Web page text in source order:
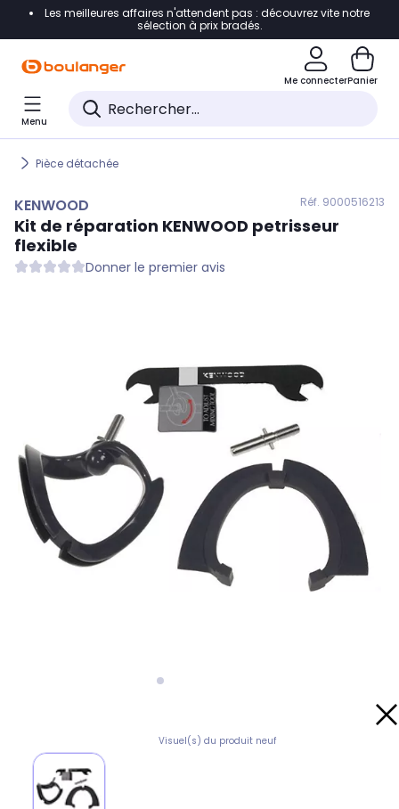
Accéder directement à la navigation
Accéder directement au pied de page
Accéder directement au chatbot
Les meilleures affaires n'attendent pas : découvrez vite notre
sélection à prix bradés.
Me connecterPanier
Menu
Pièce détachée
KENWOOD Réf. 9000516213
Kit de réparation KENWOOD petrisseur
flexible
Donner le premier avis
Visuel(s) du produit neuf